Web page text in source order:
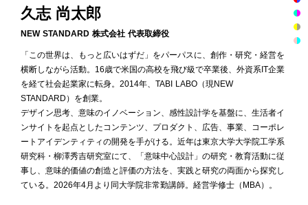
久志 尚太郎
NEW STANDARD 株式会社 代表取締役
「この世界は、もっと広いはずだ」をパーパスに、創作・研究・経営を
横断しながら活動。16歳で米国の高校を飛び級で卒業後、外資系IT企業
を経て社会起業家に転身。2014年、TABI LABO（現NEW
STANDARD）を創業。
デザイン思考、意味のイノベーション、感性設計学を基盤に、生活者イ
ンサイトを起点としたコンテンツ、プロダクト、広告、事業、コーポレ
ートアイデンティティの開発を手がける。近年は東京大学大学院工学系
研究科・柳澤秀吉研究室にて、「意味中心設計」の研究・教育活動に従
事し、意味的価値の創造と評価の方法を、実践と研究の両面から探究し
ている。2026年4月より同大学院非常勤講師。経営学修士（MBA）。